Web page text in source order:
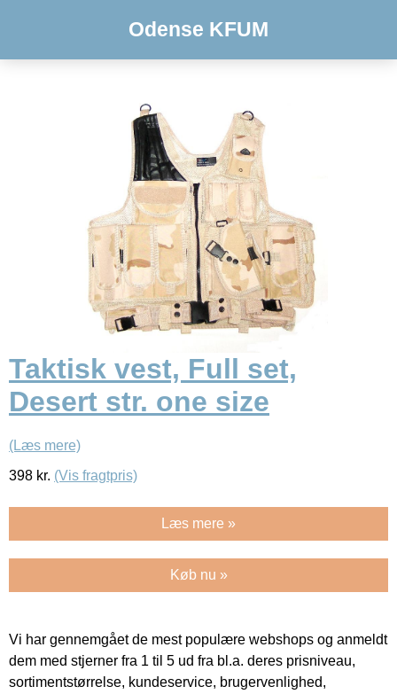
Odense KFUM
Taktisk vest, Full set,
Desert str. one size
(Læs mere)
398 kr. (Vis fragtpris)
Læs mere »
Køb nu »
Vi har gennemgået de mest populære webshops og anmeldt
dem med stjerner fra 1 til 5 ud fra bl.a. deres prisniveau,
sortimentstørrelse, kundeservice, brugervenlighed,